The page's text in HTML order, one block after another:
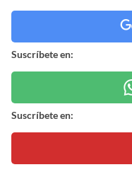
Suscríbete en:
Suscríbete en: